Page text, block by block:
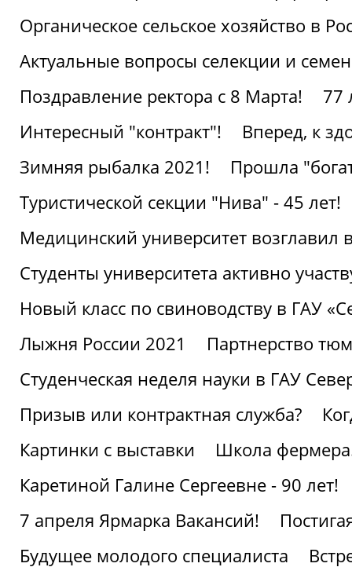
Органическое сельское хозяйство в
Актуальные вопросы селекции и
Поздравление ректора с 8 Марта!
77
Интересный "контракт"!
Вперед, к
Зимняя рыбалка 2021!
Прошла
Туристической секции "Нива" - 45 лет!
Медицинский университет возглавил
Студенты университета активно
Новый класс по свиноводству в ГАУ
Лыжня России 2021
Партнерство
Студенческая неделя науки в ГАУ
Призыв или контрактная служба?
Картинки с выставки
Школа
Каретиной Галине Сергеевне - 90 лет!
7 апреля Ярмарка Вакансий!
Будущее молодого специалиста